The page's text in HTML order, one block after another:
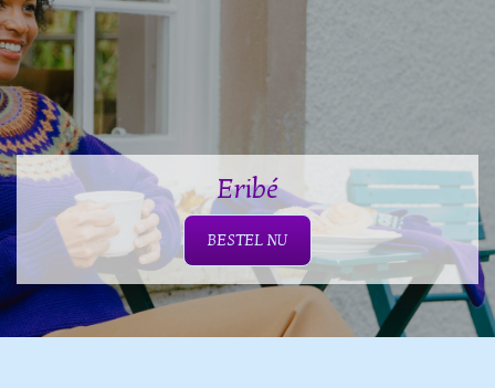
Eribé
BESTEL NU